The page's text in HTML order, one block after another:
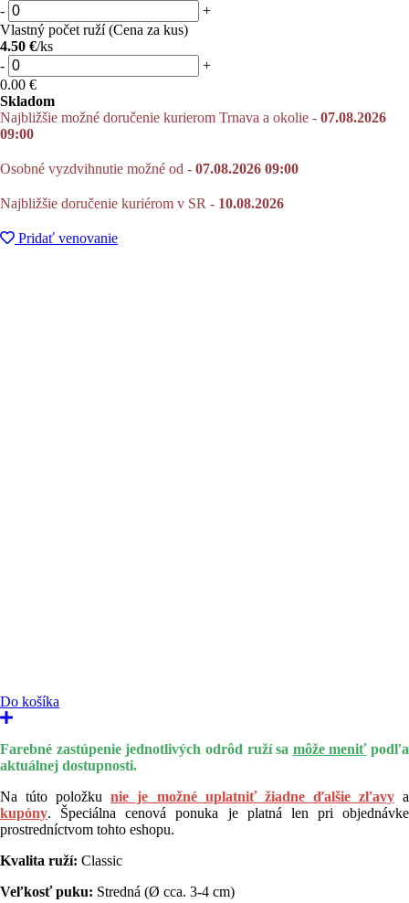
-
+
Vlastný počet ruží (Cena za kus)
4.50 €/ks
-
+
0.00 €
Skladom
Najbližšie možné doručenie kurierom Trnava a okolie - 07.08.2026
09:00
Osobné vyzdvihnutie možné od - 07.08.2026 09:00
Najbližšie doručenie kuriérom v SR - 10.08.2026
Pridať venovanie
Do košíka
Farebné zastúpenie jednotlivých odrôd ruží sa môže meniťpodľa
aktuálnej dostupnosti.
Na túto položkunie je možné uplatniť žiadne ďalšie zľavy a
kupóny. Špeciálna cenová ponuka je platná len pri objednávke
prostredníctvom tohto eshopu.
Kvalita ruží: Classic
Veľkosť puku: Stredná (Ø cca. 3-4 cm)